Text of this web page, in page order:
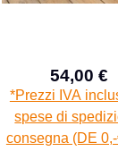
54,00 €
*Prezzi IVA
spese di
consegna (DE